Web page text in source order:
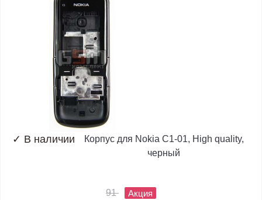
✓ В наличии
Корпус для Nokia C1-01, High quality,
черный
91 Акция